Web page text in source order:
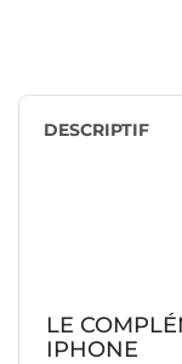
DESCRIPTIF
LE
IPHONE